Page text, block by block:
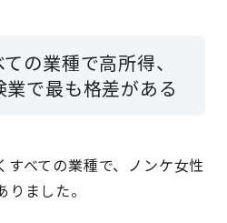
の業種で高所得、
で最も格差がある
すべての業種で、ノンケ女性
ました。